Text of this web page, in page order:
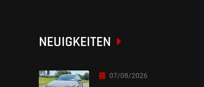
NEUIGKEITEN
07/08/2026